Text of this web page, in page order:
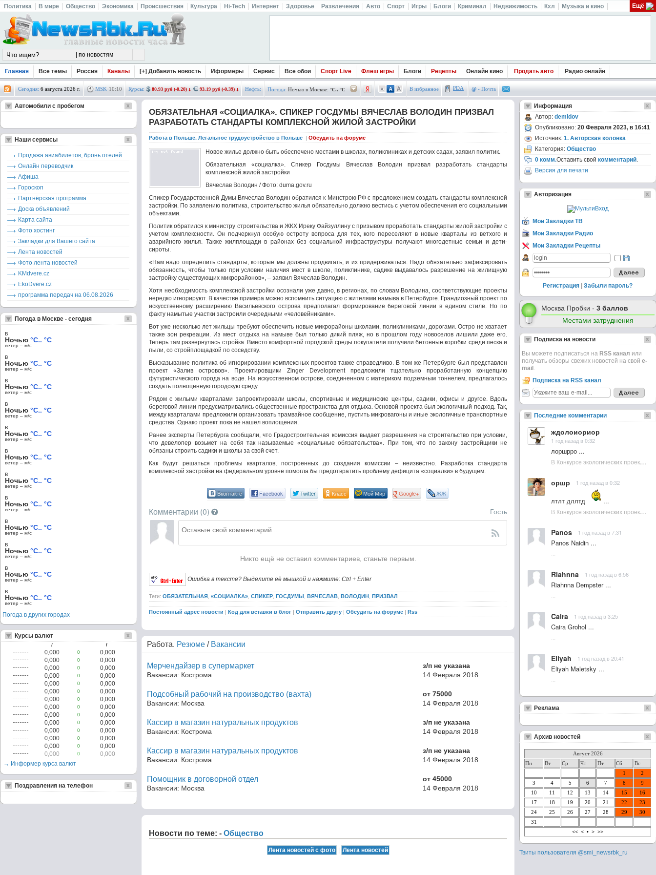
Политика В мире Общество Экономика Происшествия Культура Hi-Tech Интернет Здоровье Развлечения Авто Спорт Игры Блоги Криминал Недвижимость Кхл Музыка и кино Ещё
Главная Все темы Россия Каналы [+] Добавить новость Иформеры Сервис Все обои Спорт Live Флеш игры Блоги Рецепты Онлайн кино Продать авто Радио онлайн
Сегодня: 6 августа 2026 г. MSK 10:10 Курсы: 80.93 руб (-0.20) 93.19 руб (-0.39) Нефть: Погода: Ночью в Москве: °C.. °C В избранное PDA @ - Почта
ОБЯЗАТЕЛЬНАЯ «СОЦИАЛКА». СПИКЕР ГОСДУМЫ ВЯЧЕСЛАВ ВОЛОДИН ПРИЗВАЛ
РАЗРАБОТАТЬ СТАНДАРТЫ КОМПЛЕКСНОЙ ЖИЛОЙ ЗАСТРОЙКИ
Работа в Польше. Легальное трудоустройство в Польше | Обсудить на форуме
Новое жилье должно быть обеспечено местами в школах, поликлиниках и детских садах, заявил политик.
Обязательная «социалка». Спикер Госдумы Вячеслав Володин призвал разработать стандарты
комплексной жилой застройки
Вячеслав Володин / Фото: duma.gov.ru
Спикер Государственной Думы Вячеслав Володин обратился к Минстрою РФ с предложением создать стандарты комплексной
застройки. По заявлению политика, строительство жилья обязательно должно вестись с учетом обеспечения его социальными
объектами.
Политик обратился к министру строительства и ЖКХ Иреку Файзуллину с призывом проработать стандарты жилой застройки с
учетом комплексности. Он подчеркнул особую остроту вопроса для тех, кого переселяют в новые кварталы из ветхого и
аварийного жилья. Также жилплощади в районах без социальной инфраструктуры получают многодетные семьи и дети-
сироты.
«Нам надо определить стандарты, которые мы должны продвигать, и их придерживаться. Надо обязательно зафиксировать
обязанность, чтобы только при условии наличия мест в школе, поликлинике, садике выдавалось разрешение на жилищную
застройку существующих микрорайонов», – заявил Вячеслав Володин.
Хотя необходимость комплексной застройки осознали уже давно, в регионах, по словам Володина, соответствующие проекты
нередко игнорируют. В качестве примера можно вспомнить ситуацию с жителями намыва в Петербурге. Грандиозный проект по
искусственному расширению Васильевского острова предполагал формирование береговой линии в едином стиле. Но по
факту намытые участки застроили очередными «человейниками».
Вот уже несколько лет жильцы требуют обеспечить новые микрорайоны школами, поликлиниками, дорогами. Остро не хватает
также зон рекреации. Из мест отдыха на намыве был только дикий пляж, но в прошлом году новоселов лишили даже его.
Теперь там развернулась стройка. Вместо комфортной городской среды покупатели получили бетонные коробки среди песка и
пыли, со стройплощадкой по соседству.
Высказывание политика об игнорировании комплексных проектов также справедливо. В том же Петербурге был представлен
проект «Залив островов». Проектировщики Zinger Development предложили тщательно проработанную концепцию
футуристического города на воде. На искусственном острове, соединенном с материком подземным тоннелем, предлагалось
создать полноценную городскую среду.
Рядом с жилыми кварталами запроектировали школы, спортивные и медицинские центры, садики, офисы и другое. Вдоль
береговой линии предусматривались общественные пространства для отдыха. Основой проекта был экологичный подход. Так,
между кварталами предложили организовать трамвайное сообщение, пустить микровагоны и иные экологичные транспортные
средства. Однако проект пока не нашел воплощения.
Ранее эксперты Петербурга сообщали, что Градостроительная комиссия выдает разрешения на строительство при условии,
что девелопер возьмет на себя так называемые «социальные обязательства». При том, что по закону застройщики не
обязаны строить садики и школы за свой счет.
Как будут решаться проблемы кварталов, построенных до создания комиссии – неизвестно. Разработка стандарта
комплексной застройки на федеральном уровне помогла бы предотвратить проблему дефицита «социалки» в будущем.
Вконтакте Facebook Twitter Класс Мой Мир Google+ ЖЖ
Комментарии (0) Гость
Никто ещё не оставил комментариев, станьте первым.
Ошибка в тексте? Выделите её мышкой и нажмите: Ctrl + Enter
Теги: ОБЯЗАТЕЛЬНАЯ «СОЦИАЛКА» СПИКЕР ГОСДУМЫ ВЯЧЕСЛАВ ВОЛОДИН ПРИЗВАЛ
Постоянный адрес новости | Код для вставки в блог | Отправить другу | Обсудить на форуме | Rss
Работа. Резюме / Вакансии
Мерчендайзер в супермаркет
Вакансии: Кострома
з/п не указана
14 Февраля 2018
Подсобный рабочий на производство (вахта)
Вакансии: Москва
от 75000
14 Февраля 2018
Кассир в магазин натуральных продуктов
Вакансии: Кострома
з/п не указана
14 Февраля 2018
Кассир в магазин натуральных продуктов
Вакансии: Кострома
з/п не указана
14 Февраля 2018
Помощник в договорной отдел
Вакансии: Москва
от 45000
14 Февраля 2018
Новости по теме: - Общество
Автомобили с пробегом
Наши сервисы
Продажа авиабилетов, бронь отелей
Онлайн переводчик
Афиша
Гороскоп
Партнёрская программа
Доска объявлений
Карта сайта
Фото хостинг
Закладки для Вашего сайта
Лента новостей
Фото лента новостей
KMdvere.cz
EkoDvere.cz
программа передач на 06.08.2026
Погода в Москве - сегодня
в
Ночью °C.. °C
ветер – м/c
в
Ночью °C.. °C
ветер – м/c
в
Ночью °C.. °C
ветер – м/c
в
Ночью °C.. °C
ветер – м/c
в
Ночью °C.. °C
ветер – м/c
в
Ночью °C.. °C
ветер – м/c
в
Ночью °C.. °C
ветер – м/c
в
Ночью °C.. °C
ветер – м/c
в
Ночью °C.. °C
ветер – м/c
в
Ночью °C.. °C
ветер – м/c
в
Ночью °C.. °C
ветер – м/c
в
Ночью °C.. °C
ветер – м/c
Погода в других городах
Курсы валют
/ /
0,000 0
0,000
0,000
0
0,000
0,000
0
0,000
0,000
0
0,000
0,000
0
0,000
0,000
0
0,000
0,000
0
0,000
0,000
0
0,000
0,000
0
0,000
0,000
0
0,000
0,000
0
0,000
0,000
0
0,000
0,000
0
0,000
0,000
0
0,000
→ Информер курса валют
Поздравления на телефон
Информация
Автор: demidov
Опубликовано: 20 Февраля 2023, в 16:41
Источник: 1. Авторская колонка
Категория: Общество
0 комм.Оставить свой комментарий.
Версия для печати
Авторизация
Мои Закладки ТВ
Мои Закладки Радио
Мои Закладки Рецепты
Регистрация Забыли пароль?
Москва Пробки - 3 баллов
Местами затруднения
Подписка на новости
Вы можете подписаться на RSS канал или
получать обзоры свежих новостей на свой e-
mail .
Подписка на RSS канал
Последние комментарии
ждолоиориор
1 год назад в 0:32
лоршрро ...
В Конкурсе экологических проектов в Подмосковье активно участвовала молодежь :: NewsRbk.ru...
оршр 1 год назад в 0:32
лтлт дллтд
...
В Конкурсе экологических проектов в Подмосковье активно участвовала молодежь :: NewsRbk.ru...
Panos 1 год назад в 7:31
Panos Naidin ...
Riahnna 1 год назад в 6:56
Riahnna Dempster ...
Caira 1 год назад в 3:25
Caira Grohol ...
Eliyah 1 год назад в 20:41
Eliyah Maletsky ...
Реклама
Архив новостей
Август 2026
Пн
Вт Ср Чт Пт Сб
Вс
1
2
3
4 5 6 7 8
9
10
11 12 13 14 15
16
17
18 19 20 21 22
23
24
25 26 27 28 29
30
31
<< < • > >>
Твиты пользователя @smi_newsrbk_ru